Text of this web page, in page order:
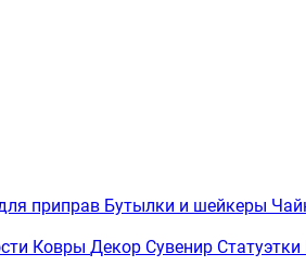
приправ Бутылки и шейкеры
Ковры Декор Сувенир Статуэтки